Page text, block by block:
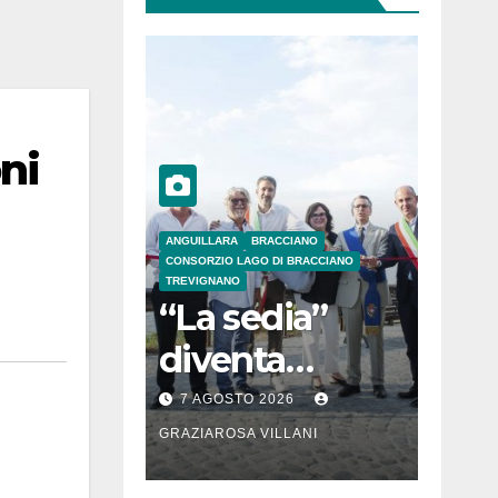
ANGUILLARA
BRACCIANO
CONSORZIO LAGO DI BRACCIANO
TREVIGNANO
“La sedia”
diventa
Belvedere sul
lago di
Bracciano: ieri
7 AGOSTO 2026
GRAZIAROSA VILLANI